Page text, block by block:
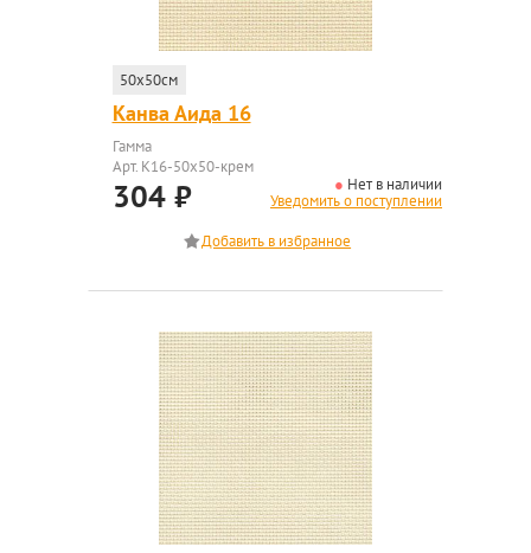
50x50см
Канва Аида 16
Гамма
Арт. K16-50x50-крем
304 ₽
Нет в наличии
Уведомить о поступлении